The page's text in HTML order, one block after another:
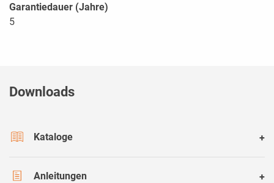
Garantiedauer (Jahre)
5
Downloads
Kataloge
Anleitungen